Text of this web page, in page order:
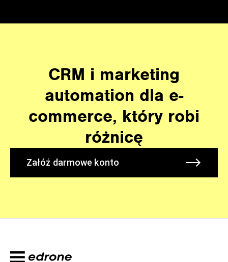
CRM i marketing
automation dla e-
commerce, który robi
różnicę
Załóż darmowe konto